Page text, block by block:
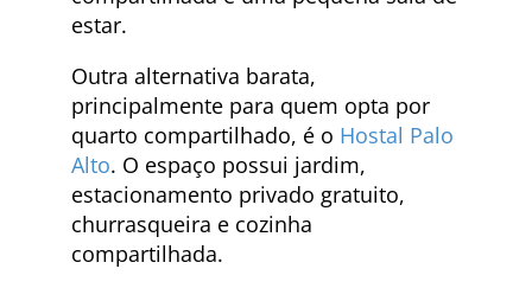
estar.
Outra alternativa barata,
principalmente para quem opta por
quarto compartilhado, é o Hostal Palo
Alto. O espaço possui jardim,
estacionamento privado gratuito,
churrasqueira e cozinha
compartilhada.